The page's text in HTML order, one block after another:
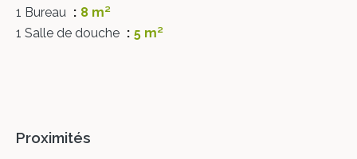
1 Bureau
8 m²
1 Salle de douche
5 m²
Proximités